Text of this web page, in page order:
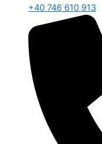
+40 746 610 913